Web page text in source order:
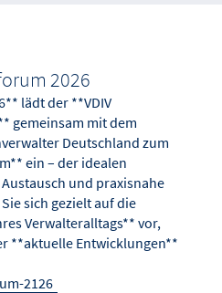
2026
lädt der **VDIV
gemeinsam mit dem
Deutschland zum
ein – der idealen
und praxisnahe
sich gezielt auf die
Verwalteralltags** vor,
**aktuelle Entwicklungen**
2126